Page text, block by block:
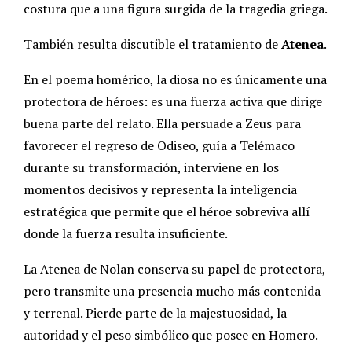
costura que a una figura surgida de la tragedia griega.
También resulta discutible el tratamiento deAtenea.
En el poema homérico, la diosa no es únicamente una
protectora de héroes: es una fuerza activa que dirige
buena parte del relato. Ella persuade a Zeus para
favorecer el regreso de Odiseo, guía a Telémaco
durante su transformación, interviene en los
momentos decisivos y representa la inteligencia
estratégica que permite que el héroe sobreviva allí
donde la fuerza resulta insuficiente.
La Atenea de Nolan conserva su papel de protectora,
pero transmite una presencia mucho más contenida
y terrenal. Pierde parte de la majestuosidad, la
autoridad y el peso simbólico que posee en Homero.